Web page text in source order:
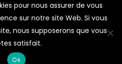
pour nous assurer de vous
sur notre site Web. Si vous
nous supposerons que vous
satisfait.
Ok